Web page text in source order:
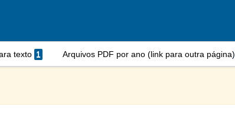
texto 1 Arquivos PDF por ano (link para outra página)